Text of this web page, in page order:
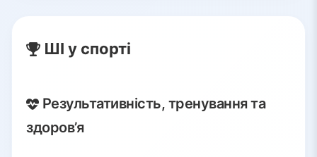
ШІ у спорті
Результативність, тренування та
здоров’я